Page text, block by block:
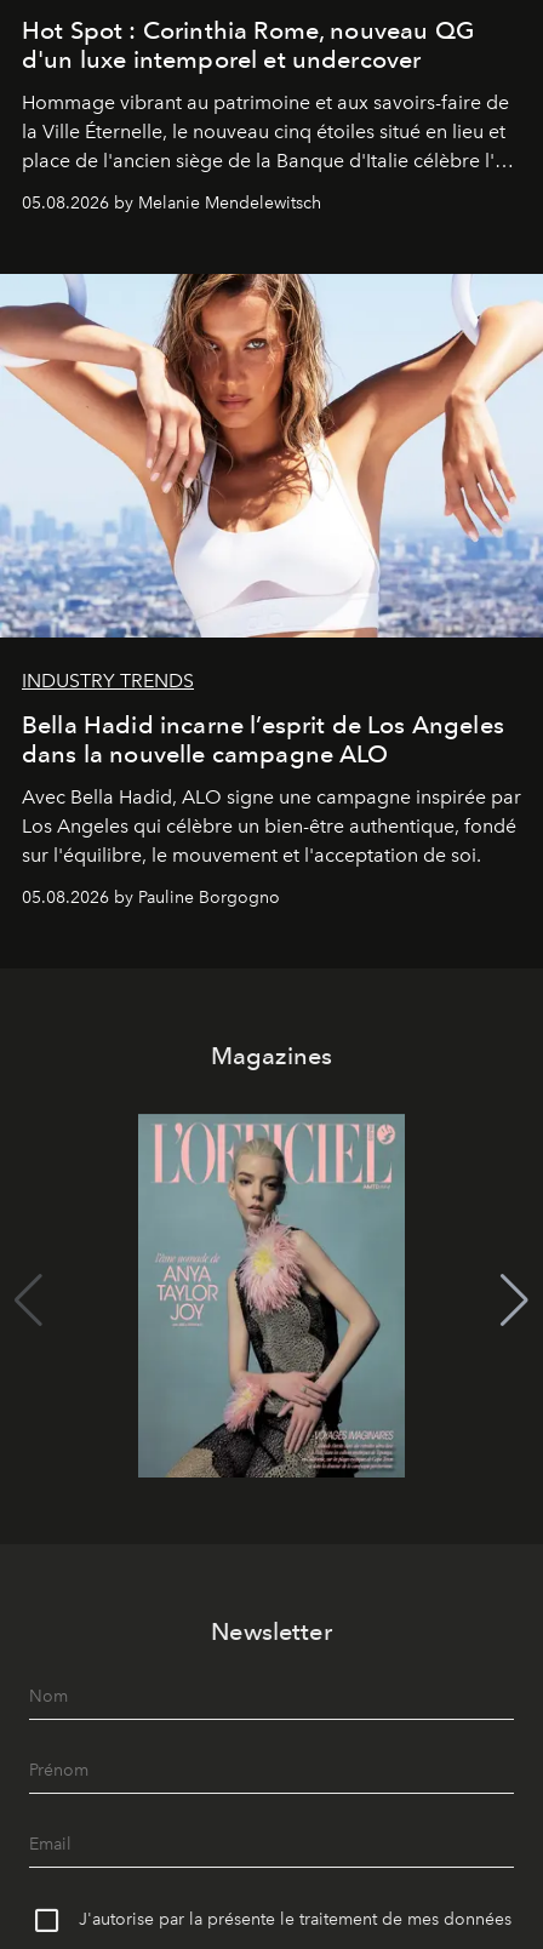
Hot Spot : Corinthia Rome, nouveau QG
d'un luxe intemporel et undercover
Hommage vibrant au patrimoine et aux savoirs-faire de
la Ville Éternelle, le nouveau cinq étoiles situé en lieu et
place de l'ancien siège de la Banque d'Italie célèbre l'art
de vivre Romain dans toute son élégance intemporelle.
05.08.2026 by Melanie Mendelewitsch
INDUSTRY TRENDS
Bella Hadid incarne l’esprit de Los Angeles
dans la nouvelle campagne ALO
Avec Bella Hadid, ALO signe une campagne inspirée par
Los Angeles qui célèbre un bien-être authentique, fondé
sur l'équilibre, le mouvement et l'acceptation de soi.
05.08.2026 by Pauline Borgogno
Magazines
Newsletter
J'autorise par la présente le traitement de mes données